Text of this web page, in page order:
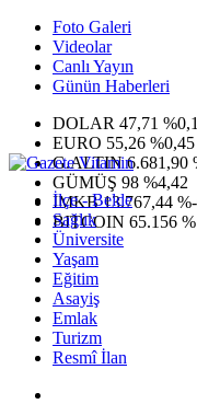
Foto Galeri
Videolar
Canlı Yayın
Günün Haberleri
DOLAR 47,71
EURO 55,26 %0,45
G.ALTIN6.681,90
GÜMÜŞ 98 %4,42
IMKB13.767,44
BITCOIN 65.156
İlçe - Belde
Sağlık
Üniversite
Yaşam
Eğitim
Asayiş
Emlak
Turizm
Resmî İlan